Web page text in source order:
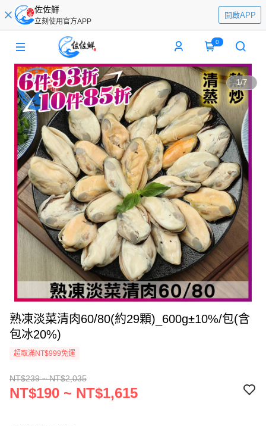
佐佐鮮
立刻使用官方APP
開啟APP
0
1/7
熟凍淡菜清肉60/80(約29顆)_600g±10%/包(含
包冰20%)
超取滿NT$999免運
NT$239 ~ NT$2,035
NT$190 ~ NT$1,615